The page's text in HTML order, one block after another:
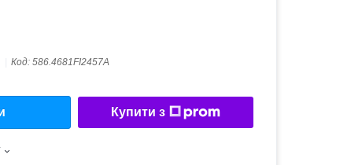
Код: 586.4681FI2457A
Купити з